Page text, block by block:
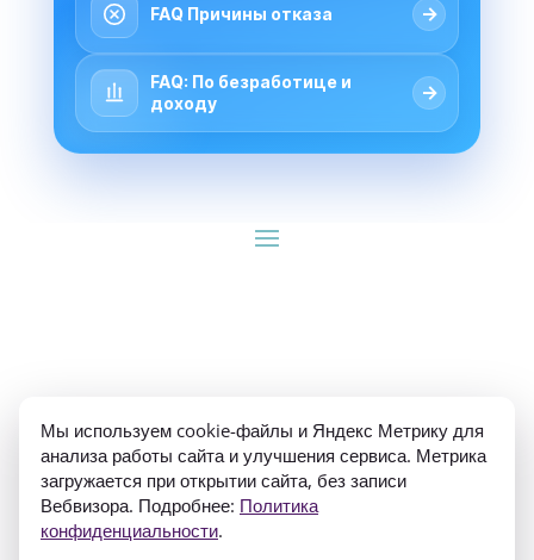
FAQ Причины отказа →
FAQ: По безработице и
доходу
→
ИП Гуляев Е.А. ОГРН 310784709900570 ИНН
781020474307
Мы используем cookie-файлы и Яндекс Метрику для
анализа работы сайта и улучшения сервиса. Метрика
загружается при открытии сайта, без записи
Вебвизора. Подробнее: Политика
конфиденциальности.